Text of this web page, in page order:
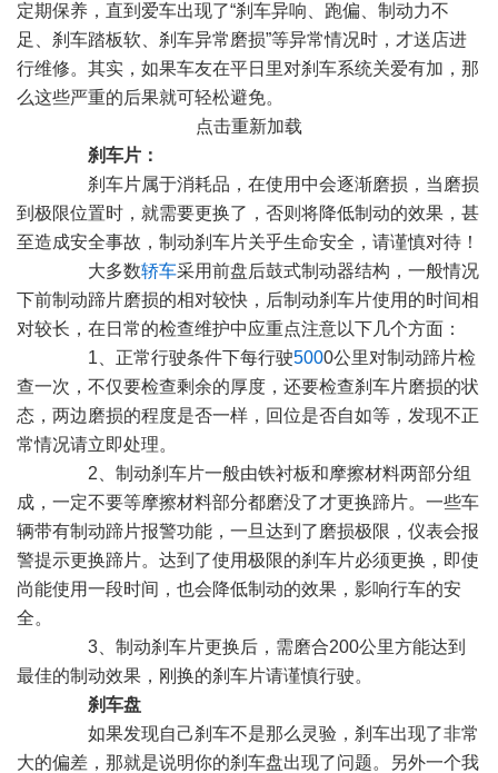
定期保养，直到爱车出现了“刹车异响、跑偏、制动力不
足、刹车踏板软、刹车异常磨损”等异常情况时，才送店进
行维修。其实，如果车友在平日里对刹车系统关爱有加，那
么这些严重的后果就可轻松避免。
点击重新加载
刹车片：
刹车片属于消耗品，在使用中会逐渐磨损，当磨损
到极限位置时，就需要更换了，否则将降低制动的效果，甚
至造成安全事故，制动刹车片关乎生命安全，请谨慎对待！
大多数轿车采用前盘后鼓式制动器结构，一般情况
下前制动蹄片磨损的相对较快，后制动刹车片使用的时间相
对较长，在日常的检查维护中应重点注意以下几个方面：
1、正常行驶条件下每行驶5000公里对制动蹄片检
查一次，不仅要检查剩余的厚度，还要检查刹车片磨损的状
态，两边磨损的程度是否一样，回位是否自如等，发现不正
常情况请立即处理。
2、制动刹车片一般由铁衬板和摩擦材料两部分组
成，一定不要等摩擦材料部分都磨没了才更换蹄片。一些车
辆带有制动蹄片报警功能，一旦达到了磨损极限，仪表会报
警提示更换蹄片。达到了使用极限的刹车片必须更换，即使
尚能使用一段时间，也会降低制动的效果，影响行车的安
全。
3、制动刹车片更换后，需磨合200公里方能达到
最佳的制动效果，刚换的刹车片请谨慎行驶。
刹车盘
如果发现自己刹车不是那么灵验，刹车出现了非常
大的偏差，那就是说明你的刹车盘出现了问题。另外一个我